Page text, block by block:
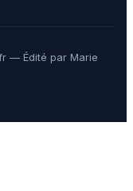
— Édité par Marie